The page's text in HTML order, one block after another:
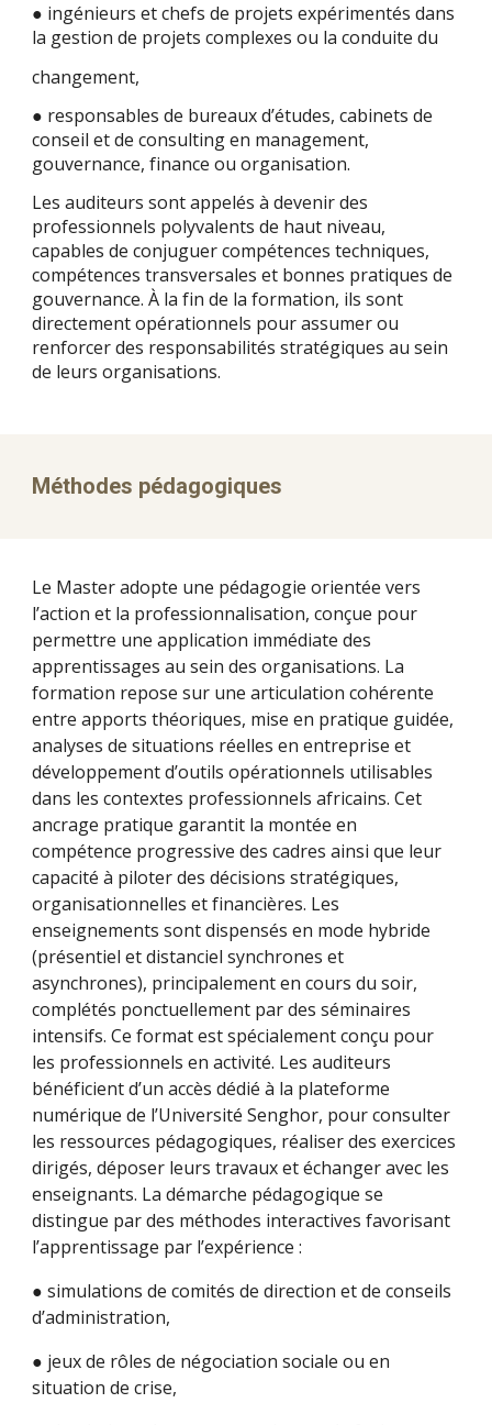
● ingénieurs et chefs de projets expérimentés dans
la gestion de projets complexes ou la conduite du
changement,
● responsables de bureaux d’études, cabinets de
conseil et de consulting en management,
gouvernance, finance ou organisation.
Les auditeurs sont appelés à devenir des
professionnels polyvalents de haut niveau,
capables de conjuguer compétences techniques,
compétences transversales et bonnes pratiques de
gouvernance. À la fin de la formation, ils sont
directement opérationnels pour assumer ou
renforcer des responsabilités stratégiques au sein
de leurs organisations.
Méthodes pédagogiques
Le Master adopte une pédagogie orientée vers
l’action et la professionnalisation, conçue pour
permettre une application immédiate des
apprentissages au sein des organisations. La
formation repose sur une articulation cohérente
entre apports théoriques, mise en pratique guidée,
analyses de situations réelles en entreprise et
développement d’outils opérationnels utilisables
dans les contextes professionnels africains. Cet
ancrage pratique garantit la montée en
compétence progressive des cadres ainsi que leur
capacité à piloter des décisions stratégiques,
organisationnelles et financières. Les
enseignements sont dispensés en mode hybride
(présentiel et distanciel synchrones et
asynchrones), principalement en cours du soir,
complétés ponctuellement par des séminaires
intensifs. Ce format est spécialement conçu pour
les professionnels en activité. Les auditeurs
bénéficient d’un accès dédié à la plateforme
numérique de l’Université Senghor, pour consulter
les ressources pédagogiques, réaliser des exercices
dirigés, déposer leurs travaux et échanger avec les
enseignants. La démarche pédagogique se
distingue par des méthodes interactives favorisant
l’apprentissage par l’expérience :
● simulations de comités de direction et de conseils
d’administration,
● jeux de rôles de négociation sociale ou en
situation de crise,